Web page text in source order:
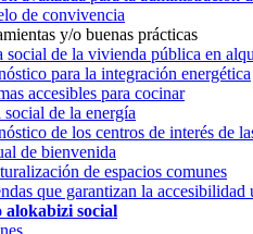
de convivencia
y/o buenas prácticas
social de la vivienda pública en
para la integración energética
accesibles para cocinar
de la energía
de los centros de interés de
de bienvenida
de espacios comunes
que garantizan la accesibilidad
alokabizi social